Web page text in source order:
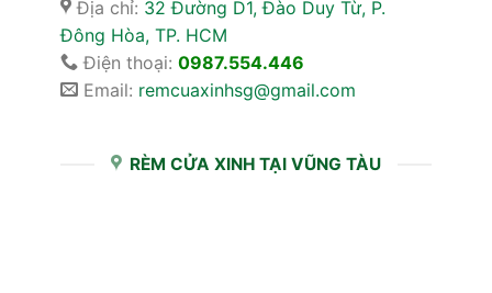
Địa chỉ: 32 Đường D1, Đào Duy Từ, P.
Đông Hòa, TP. HCM
Điện thoại: 0987.554.446
Email: remcuaxinhsg@gmail.com
RÈM CỬA XINH TẠI VŨNG TÀU